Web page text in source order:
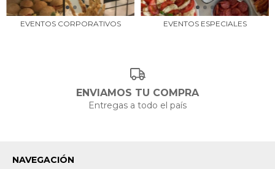
EVENTOS CORPORATIVOS EVENTOS ESPECIALES
ENVIAMOS TU COMPRA
Entregas a todo el país
NAVEGACIÓN